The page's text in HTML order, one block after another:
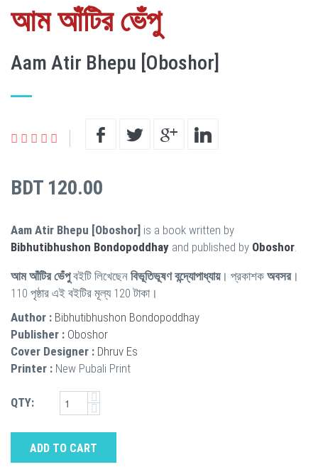
আম আঁটির ভেঁপু
Aam Atir Bhepu [Oboshor]
BDT 120.00
Aam Atir Bhepu [Oboshor] is a book written by
Bibhutibhushon Bondopoddhay and published by Oboshor.
আম আঁটির ভেঁপুবইটি লিখেছেন বিভূতিভূষণ বন্দ্যোপাধ্যায়। প্রকাশক অবসর।
110 পৃষ্ঠার এই বইটির মূল্য 120 টাকা।
Author : Bibhutibhushon Bondopoddhay
Publisher : Oboshor
Cover Designer : Dhruv Es
Printer : New Pubali Print
QTY:
ADD TO CART